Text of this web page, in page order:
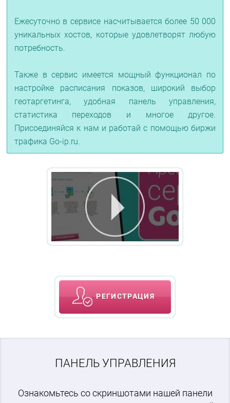
Ежесуточно в сервисе насчитывается более 50 000
уникальных хостов, которые удовлетворят любую
потребность.
Также в сервис имеется мощный функционал по
настройке расписания показов, широкий выбор
геотаргетинга, удобная панель управления,
статистика переходов и многое другое.
Присоединяйся к нам и работай с помощью биржи
трафика Go-ip.ru.
РЕГИСТРАЦИЯ
ПАНЕЛЬ УПРАВЛЕНИЯ
Ознакомьтесь со скриншотами нашей панели